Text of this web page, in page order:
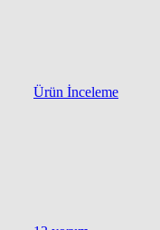
Ürün İnceleme